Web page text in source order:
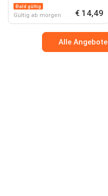
Bald gültig
Gültig ab morgen € 14,49
Alle